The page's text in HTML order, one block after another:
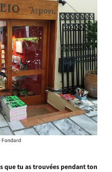
Fondard
que tu as trouvées pendant ton